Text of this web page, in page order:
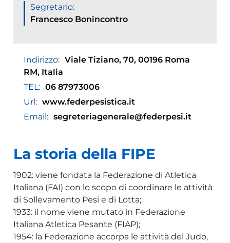
Segretario:
Francesco Bonincontro
Indirizzo: Viale Tiziano, 70, 00196 Roma
RM, Italia
TEL: 06 87973006
Url: www.federpesistica.it
Email: segreteriagenerale@federpesi.it
La storia della FIPE
1902: viene fondata la Federazione di Atletica
Italiana (FAI) con lo scopo di coordinare le attività
di Sollevamento Pesi e di Lotta;
1933: il nome viene mutato in Federazione
Italiana Atletica Pesante (FIAP);
1954: la Federazione accorpa le attività del Judo,